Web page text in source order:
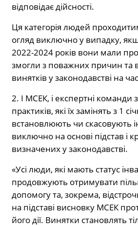
відповідає дійсності.
Ця категорія людей
огляд виключно у випадку,
2022-2024 років вони мали
змогли з поважних причин та
винятків у законодавстві на
2. І МСЕК, і експертні команди з
практиків, які їх замінять з 1
встановлюють чи скасовують
виключно на основі підстав і
визначених у законодавстві.
«Усі люди, які мають статус
продовжують отримувати
допомогу та, зокрема,
на підставі висновку МСЕК
його дії. Винятки становлять